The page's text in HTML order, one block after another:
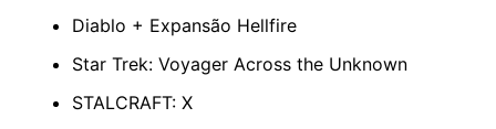
Diablo + Expansão Hellfire
Star Trek: Voyager Across the Unknown
STALCRAFT: X